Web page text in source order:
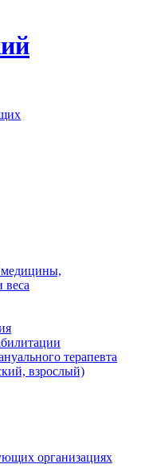
медицины,
веса
терапевта
взрослый)
организациях